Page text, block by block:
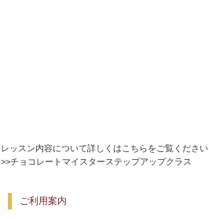
レッスン内容について詳しくはこちらをご覧ください
>>チョコレートマイスターステップアップクラス
ご利用案内